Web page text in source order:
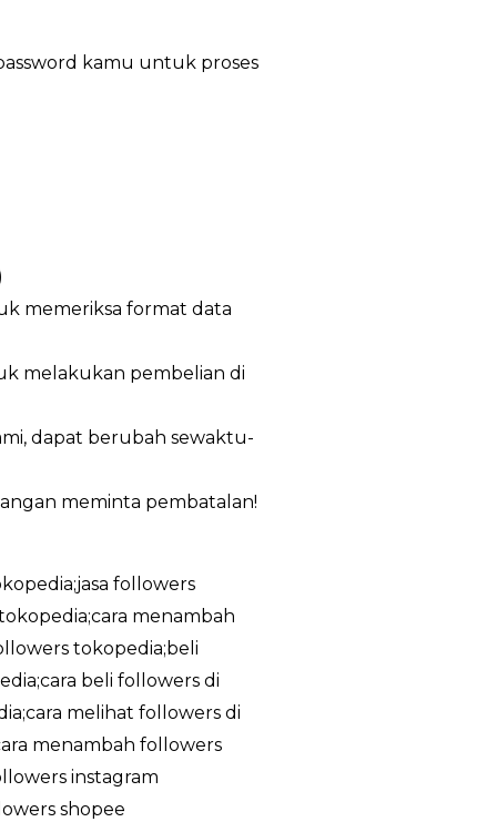
kamu untuk proses
memeriksa format data
melakukan pembelian di
dapat berubah sewaktu-
meminta pembatalan!
followers
menambah
tokopedia;beli
beli followers di
melihat followers di
menambah followers
instagram
shopee